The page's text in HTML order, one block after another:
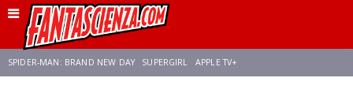
SPIDER-MAN: BRAND NEW DAY SUPERGIRL APPLE TV+